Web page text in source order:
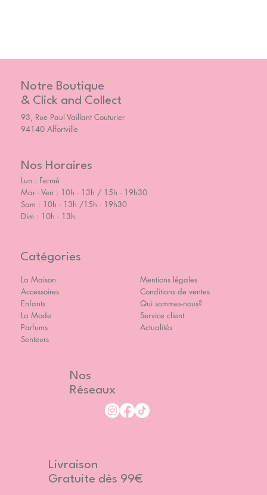
Notre Boutique
& Click and Collect
93, Rue Paul Vaillant Couturier
94140 Alfortville
Nos Horaires
Lun : Fermé
Mar - Ven : 10h - 13h / 15h - 19h30
Sam : 10h - 13h /15h - 19h30
Dim : 10h - 13h
Catégories
La Maison
Accessoires
Enfants
La Mode
Parfums
Senteurs
Mentions légales
Conditions de ventes
Qui sommes-nous?
Service client
Actualités
Nos
Réseaux
Livraison
Gratuite dès 99€